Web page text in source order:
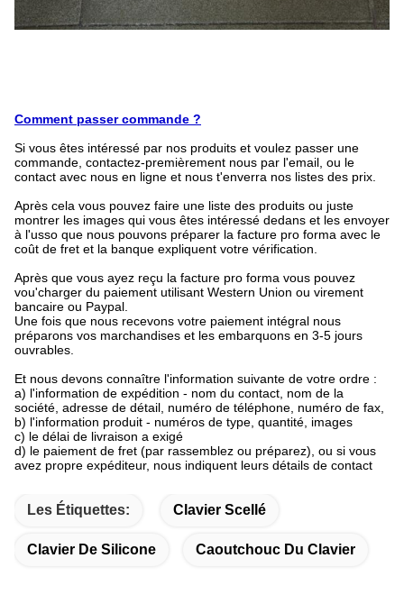
Comment passer commande ?
Si vous êtes intéressé par nos produits et voulez passer une
commande, contactez-premièrement nous par l'email, ou le
contact avec nous en ligne et nous t'enverra nos listes des prix.
Après cela vous pouvez faire une liste des produits ou juste
montrer les images qui vous êtes intéressé dedans et les envoyer
à l'usso que nous pouvons préparer la facture pro forma avec le
coût de fret et la banque expliquent votre vérification.
Après que vous ayez reçu la facture pro forma vous pouvez
vou'charger du paiement utilisant Western Union ou virement
bancaire ou Paypal.
Une fois que nous recevons votre paiement intégral nous
préparons vos marchandises et les embarquons en 3-5 jours
ouvrables.
Et nous devons connaître l'information suivante de votre ordre :
a) l'information de expédition - nom du contact, nom de la
société, adresse de détail, numéro de téléphone, numéro de fax,
b) l'information produit - numéros de type, quantité, images
c) le délai de livraison a exigé
d) le paiement de fret (par rassemblez ou préparez), ou si vous
avez propre expéditeur, nous indiquent leurs détails de contact
Les Étiquettes: Clavier Scellé
Clavier De Silicone Caoutchouc Du Clavier